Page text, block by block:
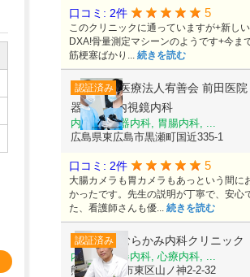
口コミ: 2件 5
このクリニックに通っていますが+新し
DXA!骨量測定マシーンのようです+今ま
筋梗塞ばかり... 続きを読む
認証済み 医療法人宥善会 前田医
器内科・内視鏡内科
内科, 消化器内科, 胃腸内科, ...
広島県東広島市黒瀬町国近335-1
口コミ: 2件 5
大腸カメラも胃カメラもあっという間に
かったです。先生の説明が丁寧で、安心
た、看護師さんも優... 続きを読む
認証済み むらかみ内科クリニック
内科, 循環器内科, 心療内科, ...
熊本県熊本市東区山ノ神2-2-32